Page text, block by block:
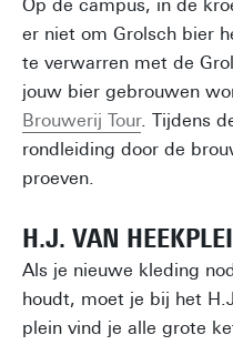
Op de campus, in de
er niet om Grolsch bier
te verwarren met de
jouw bier gebrouwen
Brouwerij Tour. Tijdens
rondleiding door de
proeven.
H.J. VAN
Als je nieuwe kleding
houdt, moet je bij het
plein vind je alle grote